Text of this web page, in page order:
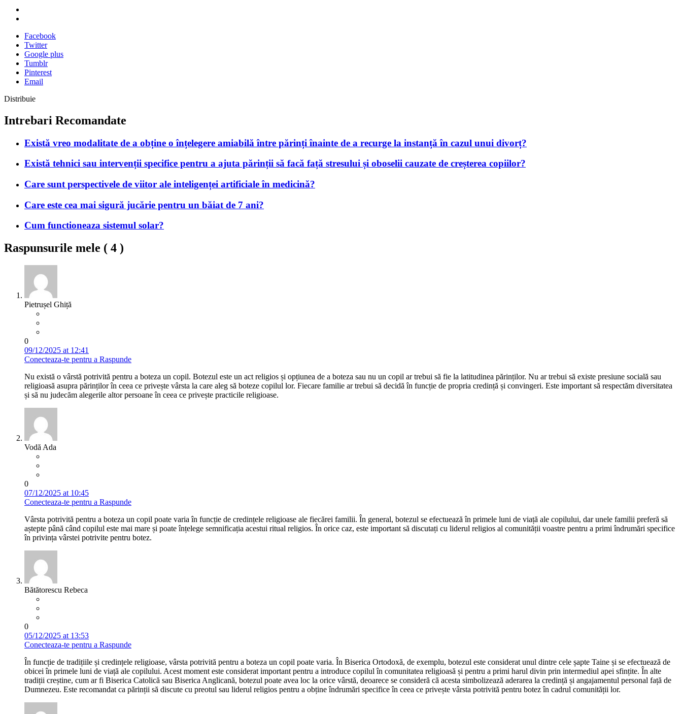
Facebook
Twitter
Google plus
Tumblr
Pinterest
Email
Distribuie
Intrebari Recomandate
Există vreo modalitate de a obține o înțelegere amiabilă între părinți înainte de a recurge la instanță în cazul unui divorț?
Există tehnici sau intervenții specifice pentru a ajuta părinții să facă față stresului și oboselii cauzate de creșterea copiilor?
Care sunt perspectivele de viitor ale inteligenței artificiale în medicină?
Care este cea mai sigură jucărie pentru un băiat de 7 ani?
Cum functioneaza sistemul solar?
Raspunsurile mele ( 4 )
Pietrușel Ghiță
0
09/12/2025 at 12:41
Conecteaza-te pentru a Raspunde
Nu există o vârstă potrivită pentru a boteza un copil. Botezul este un act religios și opțiunea de a boteza sau nu un copil ar trebui să fie la latitudinea părinților. Nu ar trebui să existe presiune socială sau
religioasă asupra părinților în ceea ce privește vârsta la care aleg să boteze copilul lor. Fiecare familie ar trebui să decidă în funcție de propria credință și convingeri. Este important să respectăm diversitatea
și să nu judecăm alegerile altor persoane în ceea ce privește practicile religioase.
Vodă Ada
0
07/12/2025 at 10:45
Conecteaza-te pentru a Raspunde
Vârsta potrivită pentru a boteza un copil poate varia în funcție de credințele religioase ale fiecărei familii. În general, botezul se efectuează în primele luni de viață ale copilului, dar unele familii preferă să
aștepte până când copilul este mai mare și poate înțelege semnificația acestui ritual religios. În orice caz, este important să discutați cu liderul religios al comunității voastre pentru a primi îndrumări specifice
în privința vârstei potrivite pentru botez.
Bătătorescu Rebeca
0
05/12/2025 at 13:53
Conecteaza-te pentru a Raspunde
În funcție de tradițiile și credințele religioase, vârsta potrivită pentru a boteza un copil poate varia. În Biserica Ortodoxă, de exemplu, botezul este considerat unul dintre cele șapte Taine și se efectuează de
obicei în primele luni de viață ale copilului. Acest moment este considerat important pentru a introduce copilul în comunitatea religioasă și pentru a primi harul divin prin intermediul apei sfințite. În alte
tradiții creștine, cum ar fi Biserica Catolică sau Biserica Anglicană, botezul poate avea loc la orice vârstă, deoarece se consideră că acesta simbolizează aderarea la credință și angajamentul personal față de
Dumnezeu. Este recomandat ca părinții să discute cu preotul sau liderul religios pentru a obține îndrumări specifice în ceea ce privește vârsta potrivită pentru botez în cadrul comunității lor.